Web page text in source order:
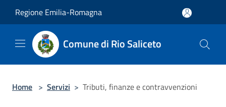
Regione Emilia-Romagna
Comune di Rio Saliceto
Home > Servizi > Tributi, finanze e contravvenzioni